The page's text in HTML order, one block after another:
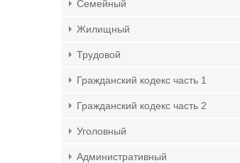
Семейный
Жилищный
Трудовой
Гражданский кодекс часть 1
Гражданский кодекс часть 2
Уголовный
Административный